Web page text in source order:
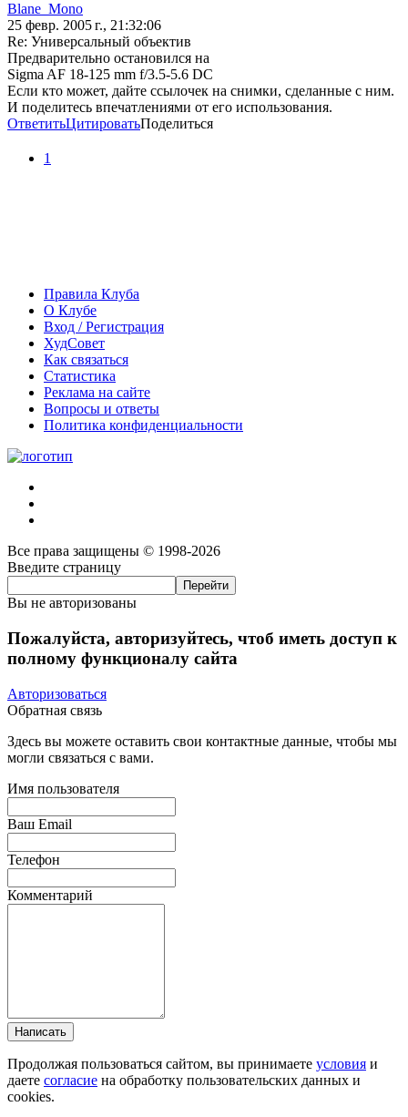
Blane_Mono
25 февр. 2005 г., 21:32:06
Re: Универсальный объектив
Предварительно остановился на
Sigma AF 18-125 mm f/3.5-5.6 DC
Если кто может, дайте ссылочек на снимки, сделанные с ним.
И поделитесь впечатлениями от его использования.
ОтветитьЦитироватьПоделиться
1
Правила Клуба
О Клубе
Вход / Регистрация
ХудСовет
Как связаться
Статистика
Реклама на сайте
Вопросы и ответы
Политика конфиденциальности
Все права защищены © 1998-2026
Введите страницу
Вы не авторизованы
Пожалуйста, авторизуйтесь, чтоб иметь доступ к
полному функционалу сайта
Авторизоваться
Обратная связь
Здесь вы можете оставить свои контактные данные, чтобы мы
могли связаться с вами.
Имя пользователя
Ваш Email
Телефон
Комментарий
Написать
Продолжая пользоваться сайтом, вы принимаете условия и
даете согласие на обработку пользовательских данных и
cookies.